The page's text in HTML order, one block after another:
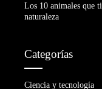
Los 10 animales que
naturaleza
Categorías
Ciencia y tecnología